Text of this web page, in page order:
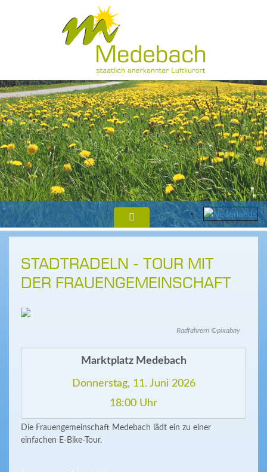
STADTRADELN - TOUR MIT
DER FRAUENGEMEINSCHAFT
Radfahrern ©pixabay
Marktplatz Medebach
Donnerstag, 11. Juni 2026
18:00 Uhr
Die Frauengemeinschaft Medebach lädt ein zu einer
einfachen E-Bike-Tour.